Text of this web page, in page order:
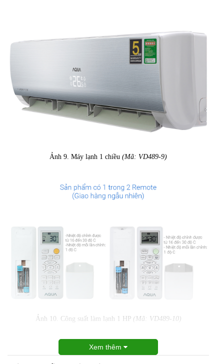
Ảnh 9. Máy lạnh 1 chiều (Mã: VD489-9)
Ảnh 10. Công suất làm lạnh 1 HP (Mã: VD489-10)
Xem thêm